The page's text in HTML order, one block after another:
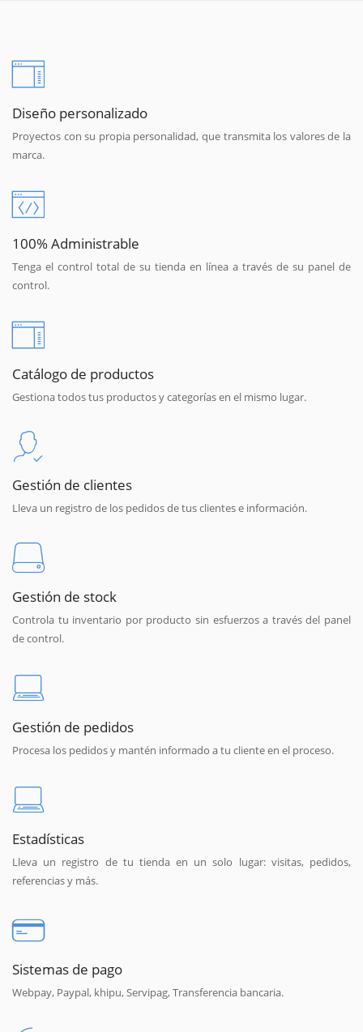
Diseño personalizado
Proyectos con su propia personalidad, que transmita los valores de la
marca.
100% Administrable
Tenga el control total de su tienda en línea a través de su panel de
control.
Catálogo de productos
Gestiona todos tus productos y categorías en el mismo lugar.
Gestión de clientes
Lleva un registro de los pedidos de tus clientes e información.
Gestión de stock
Controla tu inventario por producto sin esfuerzos a través del panel
de control.
Gestión de pedidos
Procesa los pedidos y mantén informado a tu cliente en el proceso.
Estadísticas
Lleva un registro de tu tienda en un solo lugar: visitas, pedidos,
referencias y más.
Sistemas de pago
Webpay, Paypal, khipu, Servipag, Transferencia bancaria.